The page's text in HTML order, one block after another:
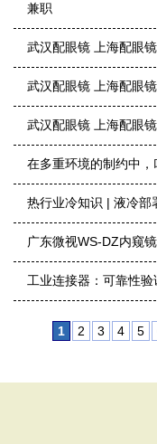
兼职
武汉配眼镜 上海配眼镜
武汉配眼镜 上海配眼镜
武汉配眼镜 上海配眼镜
在多重环境的制约中，
热行业冷知识 | 液冷部
广东微视WS-DZ内窥
工业连接器：可靠性
1 2 3 4 5